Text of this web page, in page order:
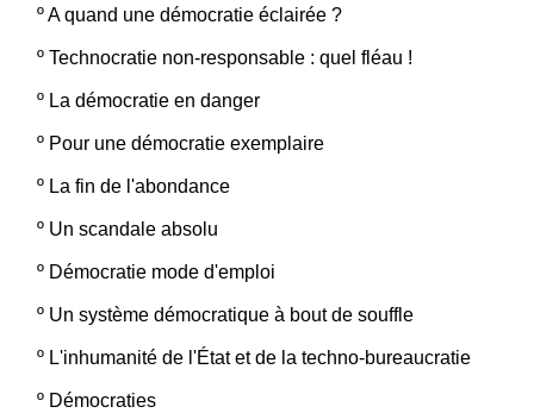
ºA quand une démocratie éclairée ?
º Technocratie non-responsable : quel fléau !
º La démocratie en danger
º Pour une démocratie exemplaire
º La fin de l'abondance
º Un scandale absolu
º Démocratie mode d'emploi
º Un système démocratique à bout de souffle
º L'inhumanité de l'État et de la techno-bureaucratie
º Démocraties